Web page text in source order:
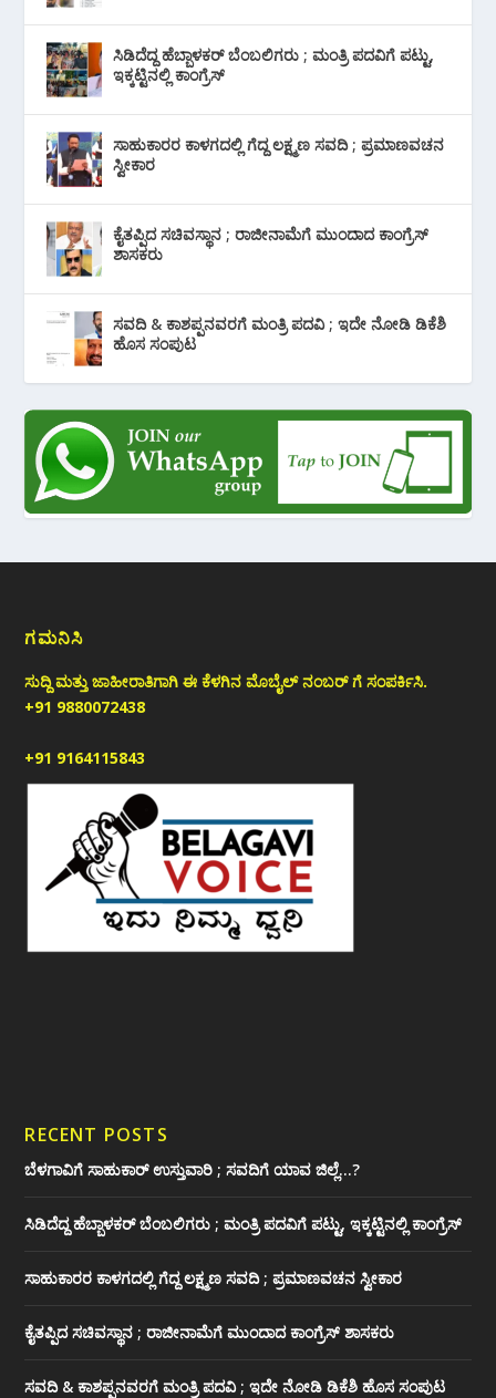
ಸಿಡಿದೆದ್ದ ಹೆಬ್ಬಾಳಕರ್ ಬೆಂಬಲಿಗರು ; ಮಂತ್ರಿ ಪದವಿಗೆ ‌ಪಟ್ಟು,
ಇಕ್ಕಟ್ಟಿನಲ್ಲಿ ಕಾಂಗ್ರೆಸ್
ಸಾಹುಕಾರರ ಕಾಳಗದಲ್ಲಿ ಗೆದ್ದ ಲಕ್ಷ್ಮಣ ಸವದಿ ; ಪ್ರಮಾಣವಚನ
ಸ್ವೀಕಾರ
ಕೈತಪ್ಪಿದ ಸಚಿವಸ್ಥಾನ ; ರಾಜೀನಾಮೆಗೆ ಮುಂದಾದ ಕಾಂಗ್ರೆಸ್
‌ಶಾಸಕರು
ಸವದಿ & ಕಾಶಪ್ಪನವರಗೆ ಮಂತ್ರಿ ಪದವಿ ; ಇದೇ ನೋಡಿ‌ ಡಿಕೆಶಿ
ಹೊಸ ಸಂಪುಟ
ಗಮನಿಸಿ
ಸುದ್ದಿ ಮತ್ತು ಜಾಹೀರಾತಿಗಾಗಿ ಈ ಕೆಳಗಿನ ಮೊಬೈಲ್ ನಂಬರ್ ಗೆ ಸಂಪರ್ಕಿಸಿ.
+91 9880072438
+91 9164115843
RECENT POSTS
ಬೆಳಗಾವಿಗೆ ಸಾಹುಕಾರ್ ಉಸ್ತುವಾರಿ ; ಸವದಿಗೆ ಯಾವ ಜಿಲ್ಲೆ…?
ಸಿಡಿದೆದ್ದ ಹೆಬ್ಬಾಳಕರ್ ಬೆಂಬಲಿಗರು ; ಮಂತ್ರಿ ಪದವಿಗೆ ‌ಪಟ್ಟು, ಇಕ್ಕಟ್ಟಿನಲ್ಲಿ ಕಾಂಗ್ರೆಸ್
ಸಾಹುಕಾರರ ಕಾಳಗದಲ್ಲಿ ಗೆದ್ದ ಲಕ್ಷ್ಮಣ ಸವದಿ ; ಪ್ರಮಾಣವಚನ ಸ್ವೀಕಾರ
ಕೈತಪ್ಪಿದ ಸಚಿವಸ್ಥಾನ ; ರಾಜೀನಾಮೆಗೆ ಮುಂದಾದ ಕಾಂಗ್ರೆಸ್ ‌ಶಾಸಕರು
ಸವದಿ & ಕಾಶಪ್ಪನವರಗೆ ಮಂತ್ರಿ ಪದವಿ ; ಇದೇ ನೋಡಿ‌ ಡಿಕೆಶಿ ಹೊಸ ಸಂಪುಟ